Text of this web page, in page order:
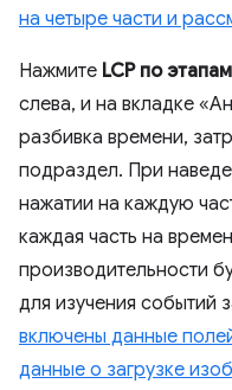
на четыре части и
Нажмите LCP по этапам
слева, и на вкладке
разбивка времени,
подраздел. При
нажатии на каждую
каждая часть на
производительности
для изучения событий
включены данные
данные о загрузке